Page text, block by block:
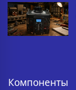
Компоненты